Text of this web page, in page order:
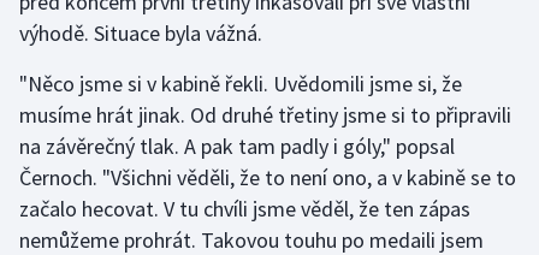
Plavání
Ragby
Rychlobruslení
Rychlostní kanoistika
výhodě. Situace byla vážná.
"Něco jsme si v kabině řekli. Uvědomili jsme si, že
musíme hrát jinak. Od druhé třetiny jsme si to připravili
na závěrečný tlak. A pak tam padly i góly," popsal
Černoch. "Všichni věděli, že to není ono, a v kabině se to
začalo hecovat. V tu chvíli jsme věděl, že ten zápas
nemůžeme prohrát. Takovou touhu po medaili jsem